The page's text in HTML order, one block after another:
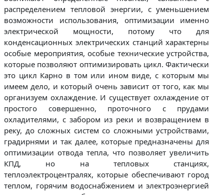
распределением тепловой энергии, с уменьшением
возможности использования, оптимизации именно
электрической мощности, потому что для
конденсационных электрических станций характерны
особые мероприятия, особые технические устройства,
которые позволяют оптимизировать цикл. Фактически
это цикл Карно в том или ином виде, с которым мы
имеем дело, и который очень зависит от того, как мы
организуем охлаждение. И существует охлаждение от
простого совершенно, проточного с прудами
охладителями, с забором из реки и возвращением в
реку, до сложных систем со сложными устройствами,
градирнями и так далее, которые предназначены для
оптимизации отвода тепла, что позволяет увеличить
КПД, но на тепловых станциях,
теплоэлектроцентралях, которые обеспечивают город
теплом, горячим водоснабжением и электроэнергией